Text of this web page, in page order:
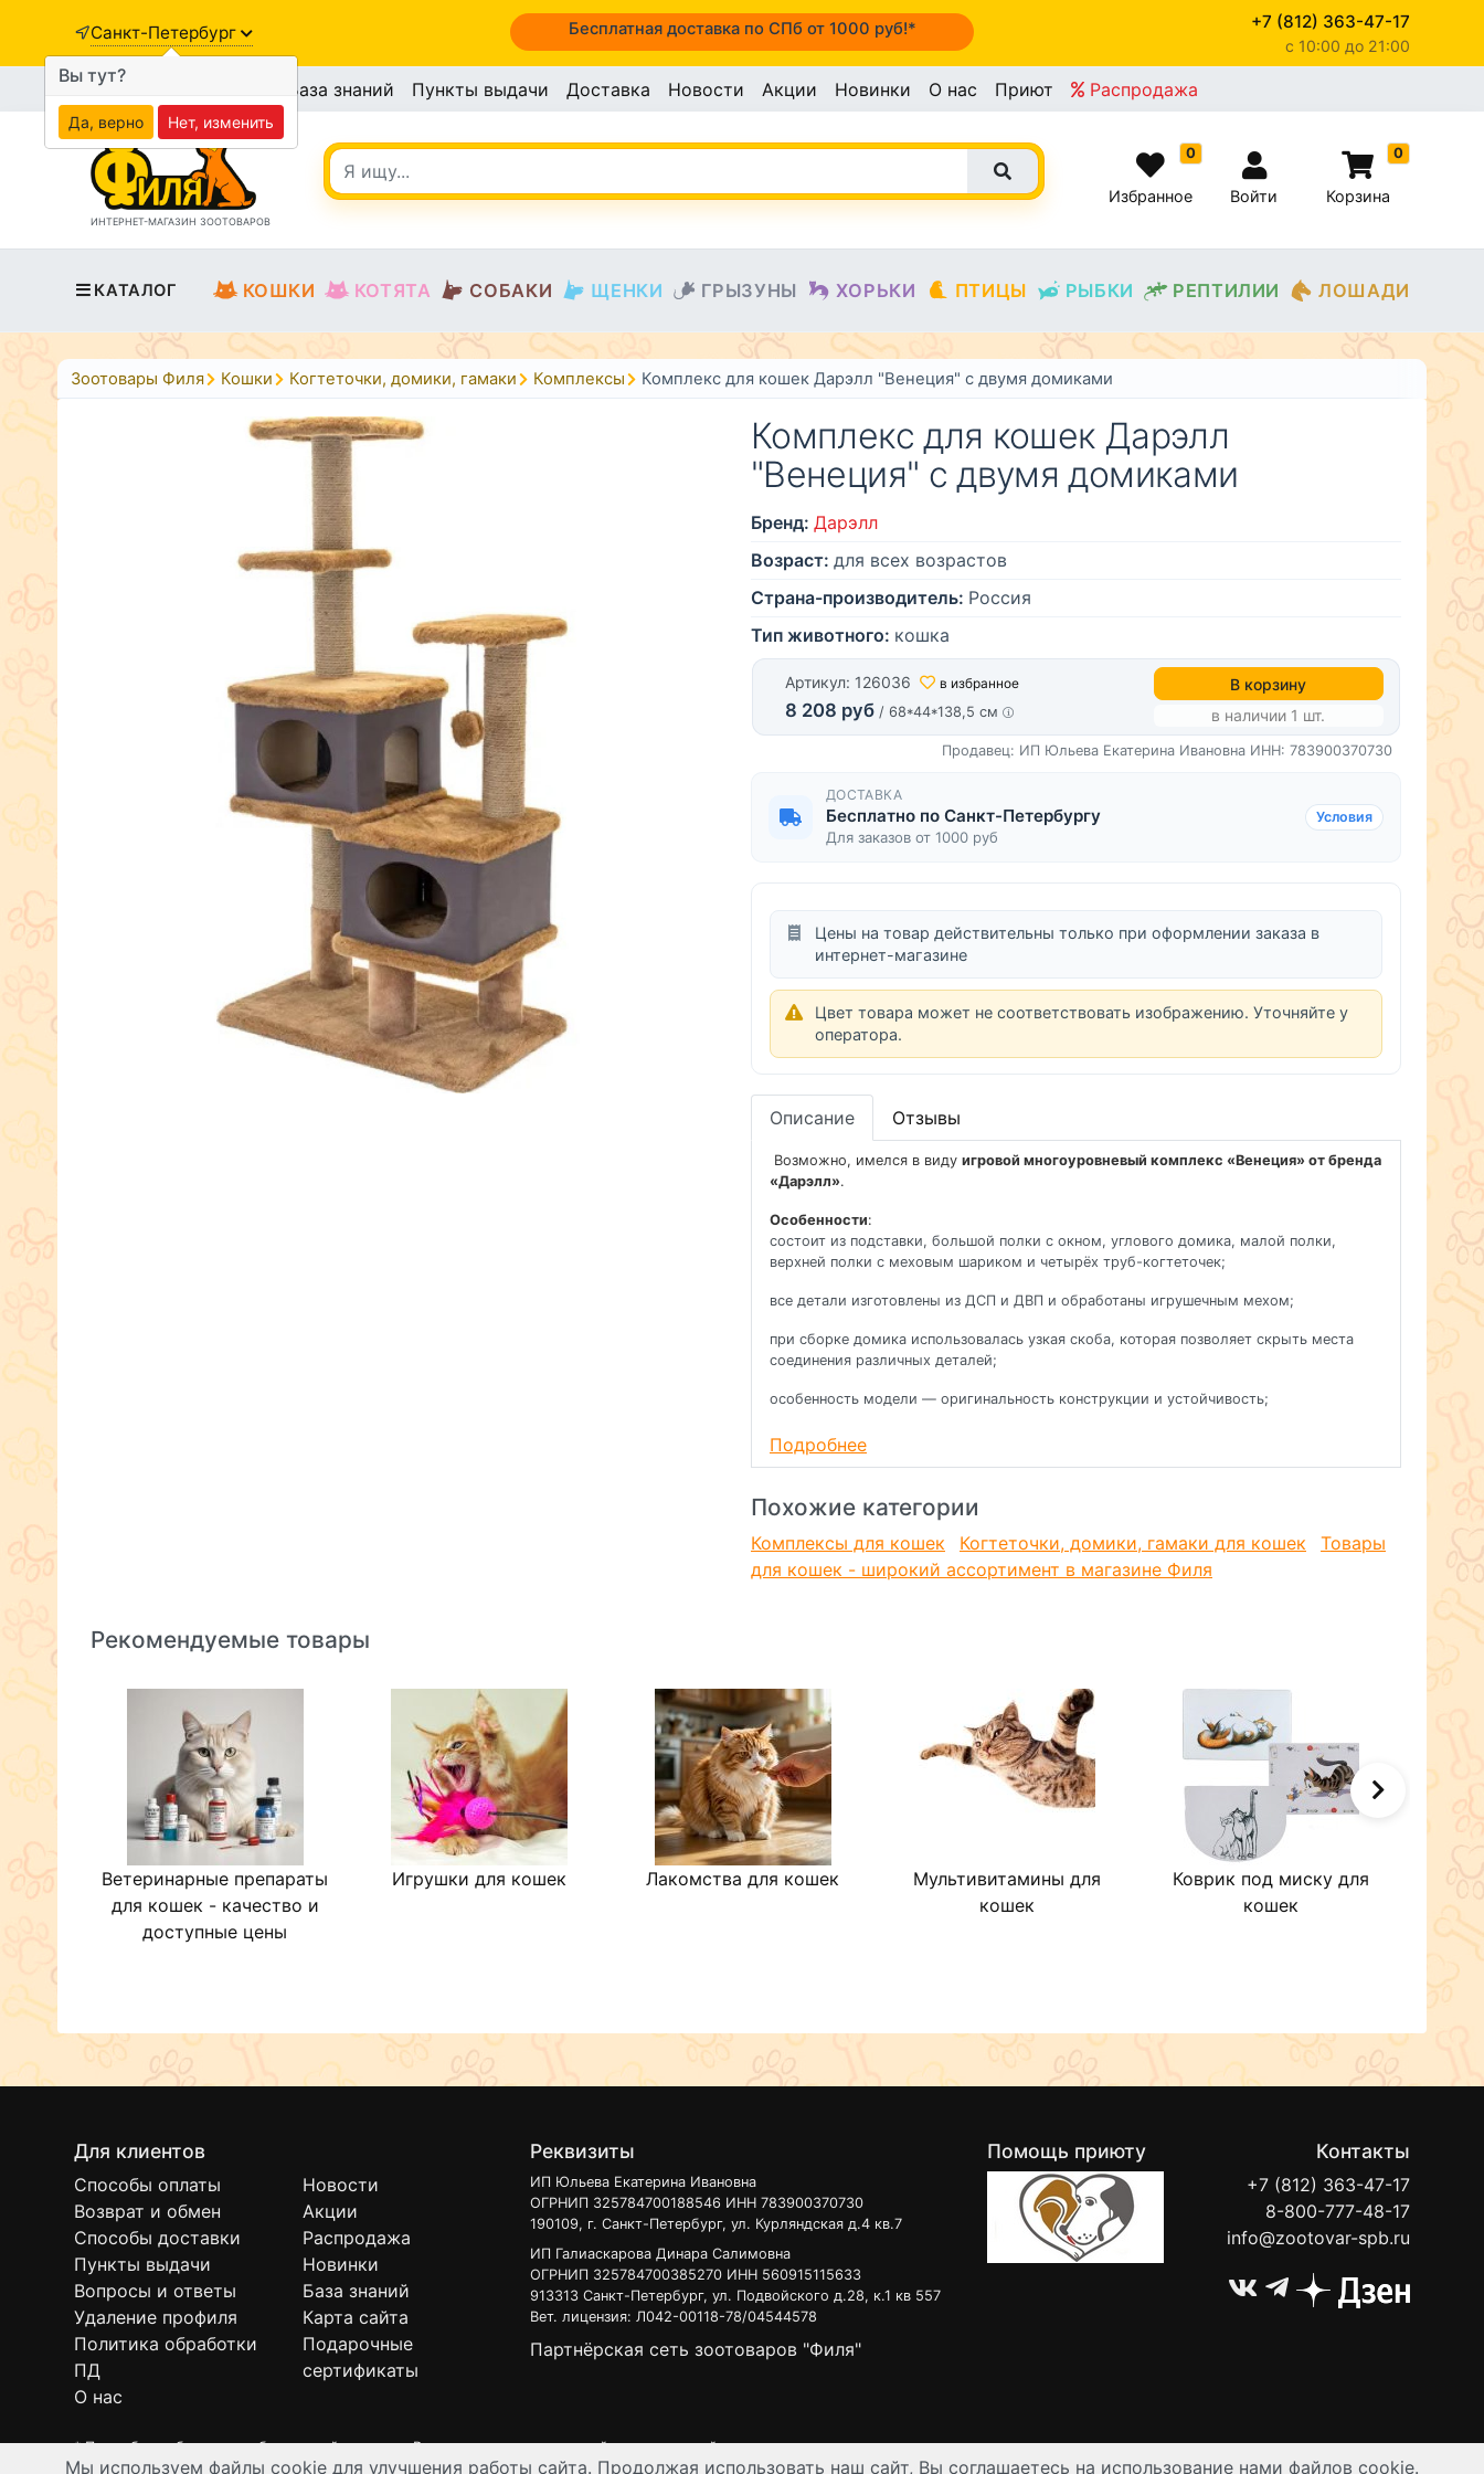
Санкт-Петербург Бесплатная доставка по СПб от 1000 руб!* +7 (812) 363-47-17
c 10:00 до 21:00
База знаний Пункты выдачи Доставка Новости Акции Новинки О нас Приют Распродажа
ИНТЕРНЕТ-МАГАЗИН ЗООТОВАРОВ
0
Избранное Войти
0
Корзина
КАТАЛОГ КОШКИ КОТЯТА СОБАКИ ЩЕНКИ ГРЫЗУНЫ ХОРЬКИ ПТИЦЫ РЫБКИ РЕПТИЛИИ ЛОШАДИ
Зоотовары Филя Кошки Когтеточки, домики, гамаки Комплексы Комплекс для кошек Дарэлл "Венеция" с двумя домиками
Комплекс для кошек Дарэлл
"Венеция" с двумя домиками
Бренд: Дарэлл
Возраст: для всех возрастов
Страна-производитель: Россия
Тип животного: кошка
Артикул: 126036 в избранное
8 208 руб / 68*44*138,5 см
В корзину
в наличии 1 шт.
Продавец: ИП Юльева Екатерина Ивановна ИНН: 783900370730
ДОСТАВКА
Бесплатно по Санкт-Петербургу
Для заказов от 1000 руб
Условия
Цены на товар действительны только при оформлении заказа в
интернет-магазине
Цвет товара может не соответствовать изображению. Уточняйте у
оператора.
Описание Отзывы
Возможно, имелся в виду игровой многоуровневый комплекс «Венеция» от бренда
«Дарэлл».
Особенности:
состоит из подставки, большой полки с окном, углового домика, малой полки,
верхней полки с меховым шариком и четырёх труб-когтеточек;
все детали изготовлены из ДСП и ДВП и обработаны игрушечным мехом;
при сборке домика использовалась узкая скоба, которая позволяет скрыть места
соединения различных деталей;
особенность модели — оригинальность конструкции и устойчивость;
для удобства перевозки домик сделан в разборном виде.
Подробнее
Похожие категории
Комплексы для кошек Когтеточки, домики, гамаки для кошек
Товары
для кошек - широкий ассортимент в магазине Филя
Рекомендуемые товары
Ветеринарные препараты
для кошек - качество и
доступные цены
Игрушки для кошек Лакомства для кошек
Мультивитамины для
кошек
Коврик под миску для
кошек
Для клиентов
Способы оплаты
Возврат и обмен
Способы доставки
Пункты выдачи
Вопросы и ответы
Удаление профиля
Политика обработки
ПД
О нас
Новости
Акции
Распродажа
Новинки
База знаний
Карта сайта
Подарочные
сертификаты
Реквизиты
ИП Юльева Екатерина Ивановна
ОГРНИП 325784700188546 ИНН 783900370730
190109, г. Санкт-Петербург, ул. Курляндская д.4 кв.7
ИП Галиаскарова Динара Салимовна
ОГРНИП 325784700385270 ИНН 560915115633
913313 Санкт-Петербург, ул. Подвойского д.28, к.1 кв 557
Вет. лицензия: Л042-00118-78/04544578
Партнёрская сеть зоотоваров "Филя"
Помощь приюту Контакты
+7 (812) 363-47-17
8-800-777-48-17
info@zootovar-spb.ru
* Подробнее об условиях бесплатной доставки Вы можете узнать на нашейинтерактивной карте.
Интернет-зоомагазин "Филя". Контент на сайте предназначен для лиц старше 16 лет. Все данные представленные на сайте регулируются публичной офертой.
Мы используем файлы cookie для улучшения работы сайта. Продолжая использовать наш сайт, Вы соглашаетесь на использование нами файлов cookie.
Вы тут?
Да, верно Нет, изменить